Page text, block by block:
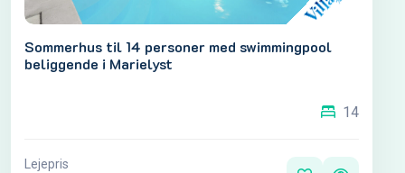
Sommerhus til 14 personer med swimmingpool
beliggende i Marielyst
14
Lejepris